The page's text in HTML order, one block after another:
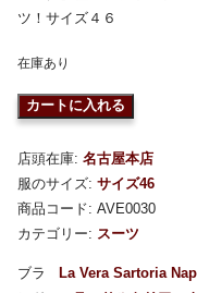
ツ！サイズ４６
在庫あり
カートに入れる
店頭在庫: 名古屋本店
服のサイズ: サイズ46
商品コード: AVE0030
カテゴリー: スーツ
La Vera Sartoria